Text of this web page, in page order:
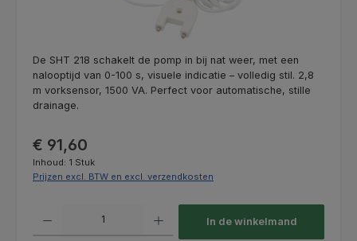
De SHT 218 schakelt de pomp in bij nat weer, met een
nalooptijd van 0-100 s, visuele indicatie – volledig stil. 2,8
m vorksensor, 1500 VA. Perfect voor automatische, stille
drainage.
Normale prijs:
€ 91,60
Inhoud: 1 Stuk
Prijzen excl. BTW en excl. verzendkosten
In de winkelmand